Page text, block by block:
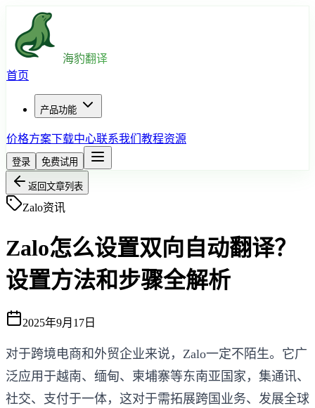
海豹翻译
首页
产品功能
价格方案下载中心联系我们 教程资源
登录 免费试用
返回文章列表
Zalo资讯
Zalo怎么设置双向自动翻译？
设置方法和步骤全解析
2025年9月17日
对于跨境电商和外贸企业来说，Zalo一定不陌生。它广
泛应用于越南、缅甸、柬埔寨等东南亚国家，集通讯、
社交、支付于一体，这对于需拓展跨国业务、发展全球